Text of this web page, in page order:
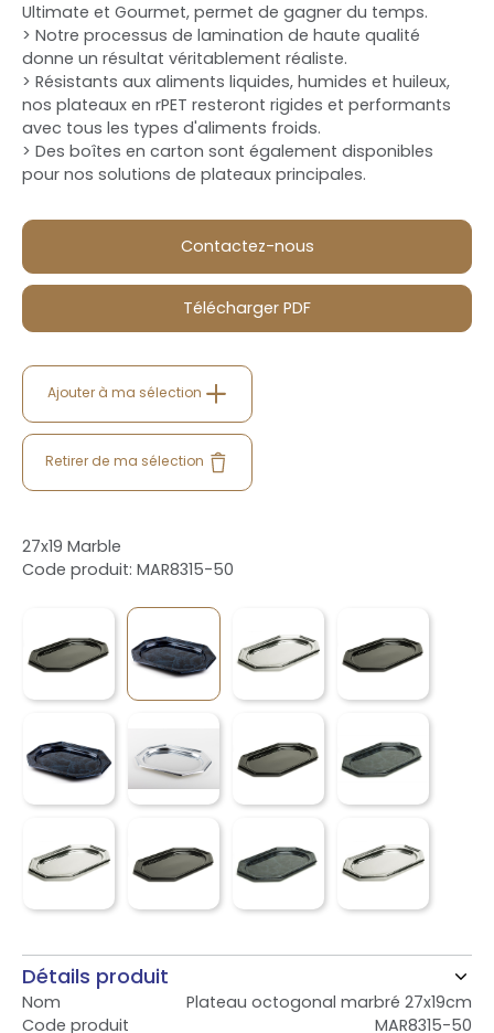
Ultimate et Gourmet, permet de gagner du temps.
> Notre processus de lamination de haute qualité
donne un résultat véritablement réaliste.
> Résistants aux aliments liquides, humides et huileux,
nos plateaux en rPET resteront rigides et performants
avec tous les types d'aliments froids.
> Des boîtes en carton sont également disponibles
pour nos solutions de plateaux principales.
Contactez-nous
Télécharger PDF
Ajouter à ma sélection
Retirer de ma sélection
27x19 Marble
Code produit: MAR8315-50
Détails produit
Nom
Plateau octogonal marbré 27x19cm
Code produit
MAR8315-50